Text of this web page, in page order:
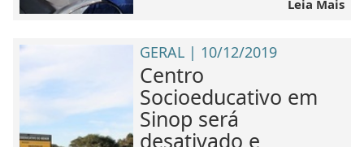
Leia Mais
GERAL | 10/12/2019
Centro
Socioeducativo em
Sinop será
desativado e